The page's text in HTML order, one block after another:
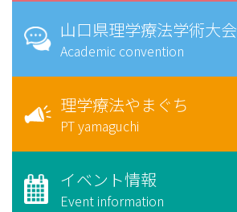
山口県理学療法学術大会
Academic convention
理学療法やまぐち
PT yamaguchi
イベント情報
Event information